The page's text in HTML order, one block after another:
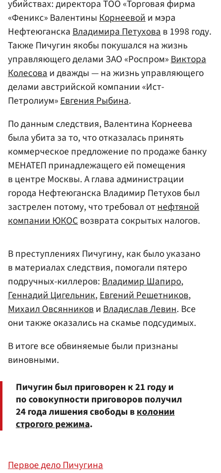
убийствах: директора ТОО «Торговая фирма
«Феникс» ВалентиныКорнеевойи мэра
НефтеюганскаВладимира Петуховав 1998 году.
Также Пичугин якобы покушался на жизнь
управляющего делами ЗАО «Роспром»Виктора
Колесоваи дважды — на жизнь управляющего
делами австрийской компании «Ист-
Петролиум»Евгения Рыбина.
По данным следствия, Валентина Корнеева
была убита за то, что отказалась принять
коммерческое предложение по продаже банку
МЕНАТЕП принадлежащего ей помещения
в центре Москвы. А глава администрации
города Нефтеюганска Владимир Петухов был
застрелен потому, что требовал отнефтяной
компании ЮКОСвозврата сокрытых налогов.
В преступлениях Пичугину, как было указано
в материалах следствия, помогали пятеро
подручных-киллеров:Владимир Шапиро,
Геннадий Цигельник,Евгений Решетников,
Михаил ОвсянниковиВладислав Левин. Все
они также оказались на скамье подсудимых.
В итоге все обвиняемые были признаны
виновными.
Пичугин был приговорен к 21 году и
по совокупности приговоров получил
24 года лишения свободы вколонии
строгого режима.
Первое дело Пичугина